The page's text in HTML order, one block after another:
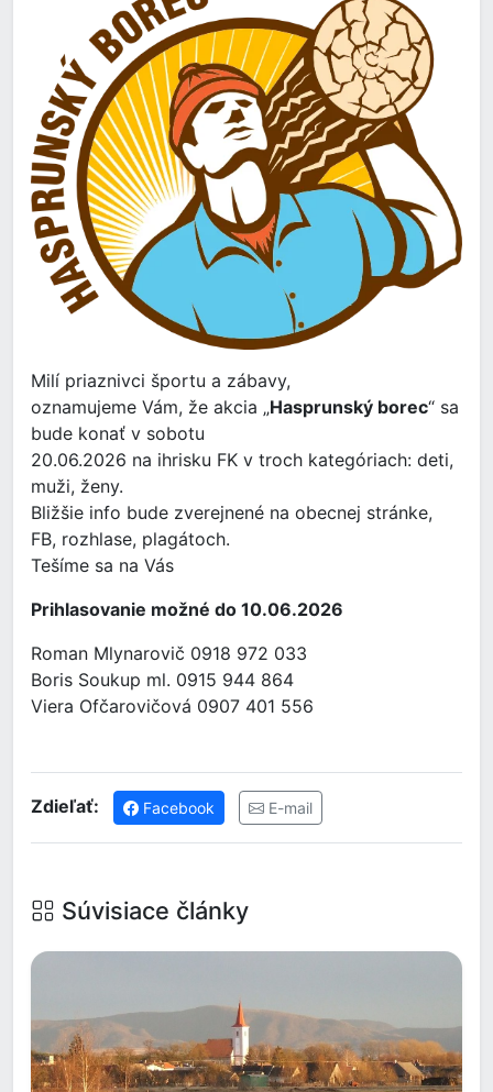
Milí priaznivci športu a zábavy,
oznamujeme Vám, že akcia „Hasprunský borec“ sa
bude konať v sobotu
20.06.2026 na ihrisku FK v troch kategóriach: deti,
muži, ženy.
Bližšie info bude zverejnené na obecnej stránke,
FB, rozhlase, plagátoch.
Tešíme sa na Vás
Prihlasovanie možné do 10.06.2026
Roman Mlynarovič 0918 972 033
Boris Soukup ml. 0915 944 864
Viera Ofčarovičová 0907 401 556
Zdieľať: Facebook E-mail
Súvisiace články